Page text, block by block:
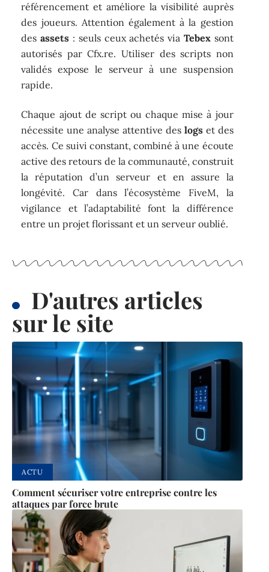
référencement et améliore la visibilité auprès
des joueurs. Attention également à la gestion
desassets : seuls ceux achetés via Tebexsont
autorisés par Cfx.re. Utiliser des scripts non
validés expose le serveur à une suspension
rapide.
Chaque ajout de script ou chaque mise à jour
nécessite une analyse attentive des logset des
accès. Ce suivi constant, combiné à une écoute
active des retours de la communauté, construit
la réputation d’un serveur et en assure la
longévité. Car dans l’écosystème FiveM, la
vigilance et l’adaptabilité font la différence
entre un projet florissant et un serveur oublié.
D'autres articles
sur le site
ACTU
Comment sécuriser votre entreprise contre les
attaques par force brute